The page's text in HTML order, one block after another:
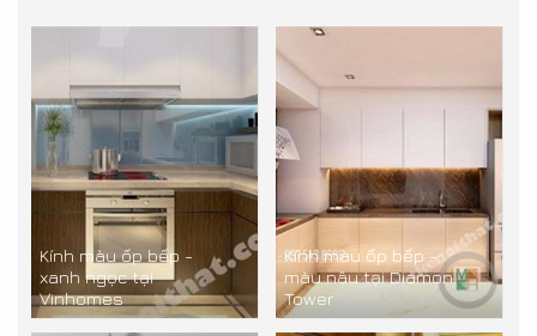
Kính màu ốp bếp -
xanh ngọc tại
Vinhomes
Kính màu ốp bếp -
màu nâu tại Diamon
Tower